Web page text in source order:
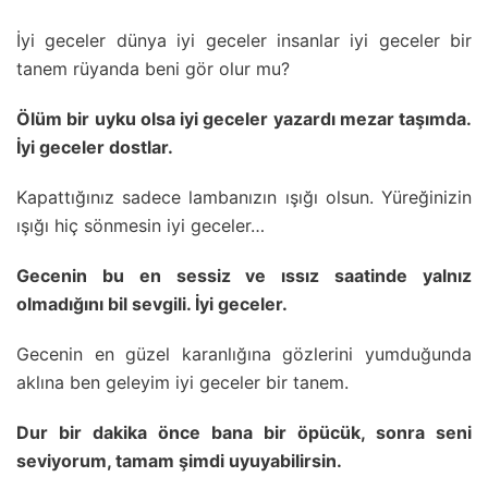
İyi geceler dünya iyi geceler insanlar iyi geceler bir
tanem rüyanda beni gör olur mu?
Ölüm bir uyku olsa iyi geceler yazardı mezar taşımda.
İyi geceler dostlar.
Kapattığınız sadece lambanızın ışığı olsun. Yüreğinizin
ışığı hiç sönmesin iyi geceler…
Gecenin bu en sessiz ve ıssız saatinde yalnız
olmadığını bil sevgili. İyi geceler.
Gecenin en güzel karanlığına gözlerini yumduğunda
aklına ben geleyim iyi geceler bir tanem.
Dur bir dakika önce bana bir öpücük, sonra seni
seviyorum, tamam şimdi uyuyabilirsin.